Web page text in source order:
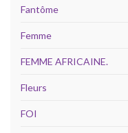
Fantôme
Femme
FEMME AFRICAINE.
Fleurs
FOI